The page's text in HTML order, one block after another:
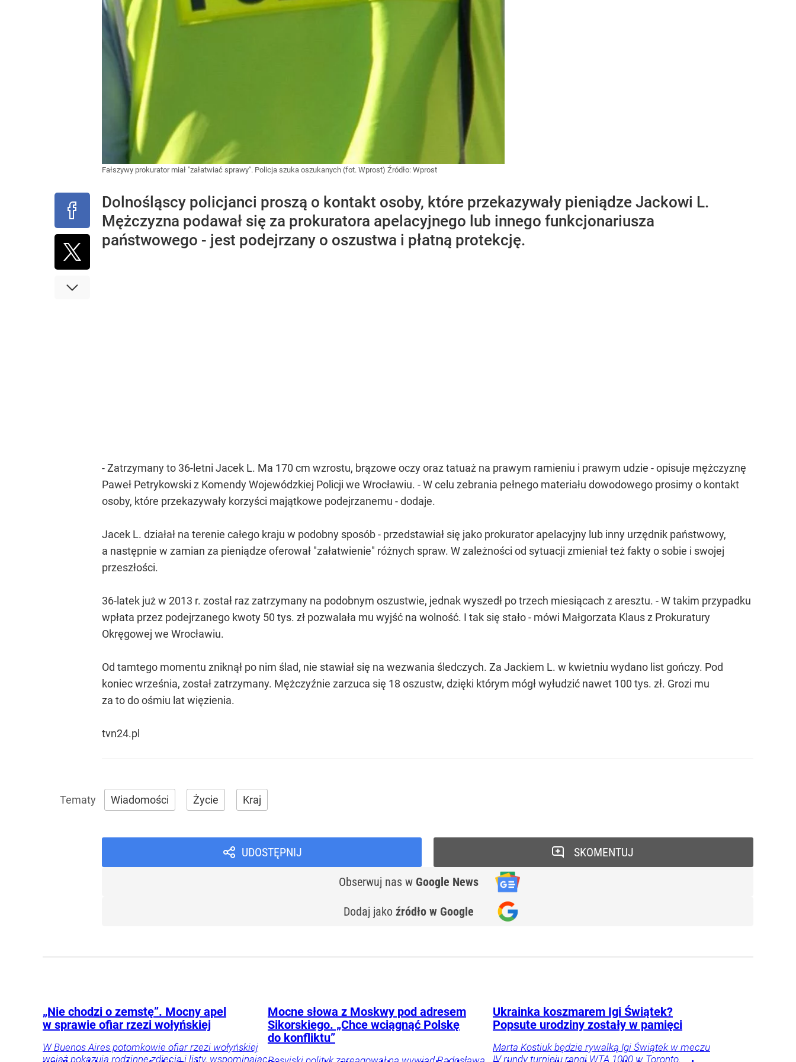
Fałszywy prokurator miał "załatwiać sprawy". Policja szuka oszukanych (fot. Wprost) Źródło: Wprost
Dolnośląscy policjanci proszą o kontakt osoby, które przekazywały pieniądze Jackowi L.
Mężczyzna podawał się za prokuratora apelacyjnego lub innego funkcjonariusza
państwowego - jest podejrzany o oszustwa i płatną protekcję.
- Zatrzymany to 36-letni Jacek L. Ma 170 cm wzrostu, brązowe oczy oraz tatuaż na prawym ramieniu i prawym udzie - opisuje mężczyznę
Paweł Petrykowski z Komendy Wojewódzkiej Policji we Wrocławiu. - W celu zebrania pełnego materiału dowodowego prosimy o kontakt
osoby, które przekazywały korzyści majątkowe podejrzanemu - dodaje.
Jacek L. działał na terenie całego kraju w podobny sposób - przedstawiał się jako prokurator apelacyjny lub inny urzędnik państwowy,
a następnie w zamian za pieniądze oferował "załatwienie" różnych spraw. W zależności od sytuacji zmieniał też fakty o sobie i swojej
przeszłości.
36-latek już w 2013 r. został raz zatrzymany na podobnym oszustwie, jednak wyszedł po trzech miesiącach z aresztu. - W takim przypadku
wpłata przez podejrzanego kwoty 50 tys. zł pozwalała mu wyjść na wolność. I tak się stało - mówi Małgorzata Klaus z Prokuratury
Okręgowej we Wrocławiu.
Od tamtego momentu zniknął po nim ślad, nie stawiał się na wezwania śledczych. Za Jackiem L. w kwietniu wydano list gończy. Pod
koniec września, został zatrzymany. Mężczyźnie zarzuca się 18 oszustw, dzięki którym mógł wyłudzić nawet 100 tys. zł. Grozi mu
za to do ośmiu lat więzienia.
tvn24.pl
Wiadomości Życie Kraj
UDOSTĘPNIJ
Obserwuj nas w Google News
Dodaj jako źródło w Google
SKOMENTUJ
„Nie chodzi o zemstę”. Mocny apel
w sprawie ofiar rzezi wołyńskiej
W Buenos Aires potomkowie ofiar rzezi wołyńskiej
wciąż pokazują rodzinne zdjęcia i listy, wspominając
Mocne słowa z Moskwy pod adresem
Sikorskiego. „Chce wciągnąć Polskę
do konfliktu”
Ukrainka koszmarem Igi Świątek?
Popsute urodziny zostały w pamięci
Marta Kostiuk będzie rywalką Igi Świątek w meczu
IV rundy turnieju rangi WTA 1000 w Toronto.